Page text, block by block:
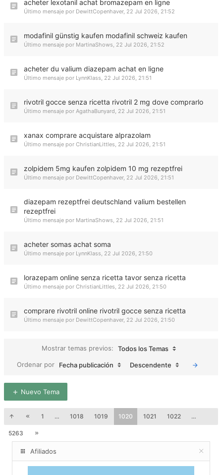
acheter lexotanil achat bromazepam en ligne
Último mensaje por DewittCopenhaver, 22 Jul 2026, 21:52
modafinil günstig kaufen modafinil schweiz kaufen
Último mensaje por MartinaShows, 22 Jul 2026, 21:52
acheter du valium diazepam achat en ligne
Último mensaje por LynnKlass, 22 Jul 2026, 21:51
rivotril gocce senza ricetta rivotril 2 mg dove comprarlo
Último mensaje por AgathaBunyard, 22 Jul 2026, 21:51
xanax comprare acquistare alprazolam
Último mensaje por ChristianLittles, 22 Jul 2026, 21:51
zolpidem 5mg kaufen zolpidem 10 mg rezeptfrei
Último mensaje por DewittCopenhaver, 22 Jul 2026, 21:51
diazepam rezeptfrei deutschland valium bestellen
rezeptfrei
Último mensaje por MartinaShows, 22 Jul 2026, 21:51
acheter somas achat soma
Último mensaje por LynnKlass, 22 Jul 2026, 21:50
lorazepam online senza ricetta tavor senza ricetta
Último mensaje por ChristianLittles, 22 Jul 2026, 21:50
comprare rivotril online rivotril gocce senza ricetta
Último mensaje por DewittCopenhaver, 22 Jul 2026, 21:50
Mostrar temas previos:
Todos los Temas
Ordenar por
Fecha publicación Descendente
Nuevo Tema
1 … 1018 1019 1020 1021 1022 …
5263
Afiliados